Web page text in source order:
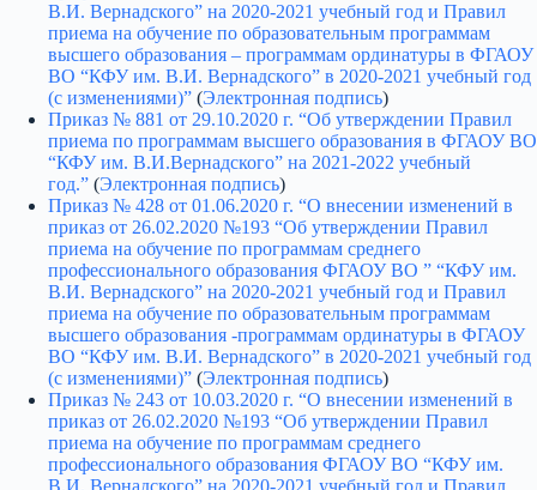
В.И. Вернадского” на 2020-2021 учебный год и Правил
приема на обучение по образовательным программам
высшего образования – программам ординатуры в ФГАОУ
ВО “КФУ им. В.И. Вернадского” в 2020-2021 учебный год
(с изменениями)” (Электронная подпись)
Приказ № 881 от 29.10.2020 г. “Об утверждении Правил
приема по программам высшего образования в ФГАОУ ВО
“КФУ им. В.И.Вернадского” на 2021-2022 учебный
год.” (Электронная подпись)
Приказ № 428 от 01.06.2020 г. “О внесении изменений в
приказ от 26.02.2020 №193 “Об утверждении Правил
приема на обучение по программам среднего
профессионального образования ФГАОУ ВО ” “КФУ им.
В.И. Вернадского” на 2020-2021 учебный год и Правил
приема на обучение по образовательным программам
высшего образования -программам ординатуры в ФГАОУ
ВО “КФУ им. В.И. Вернадского” в 2020-2021 учебный год
(с изменениями)” (Электронная подпись)
Приказ № 243 от 10.03.2020 г. “О внесении изменений в
приказ от 26.02.2020 №193 “Об утверждении Правил
приема на обучение по программам среднего
профессионального образования ФГАОУ ВО “КФУ им.
В.И. Вернадского” на 2020-2021 учебный год и Правил